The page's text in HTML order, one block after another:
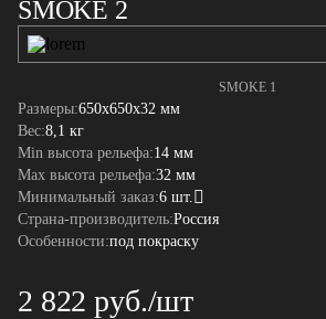
SMOKE 2
SMOKE 1
Размеры:650x650x32 мм
Вес:8,1 кг
Min высота рельефа:14 мм
Max высота рельефа:32 мм
Минимальный заказ:6 шт.
Страна-производитель:Россия
Особенности:под покраску
2 822 руб./шт